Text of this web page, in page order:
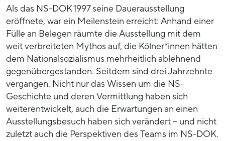
Als das NS-DOK 1997 seine Dauerausstellung
eröffnete, war ein Meilenstein erreicht: Anhand einer
Fülle an Belegen räumte die Ausstellung mit dem
weit verbreiteten Mythos auf, die Kölner*innen hätten
dem Nationalsozialismus mehrheitlich ablehnend
gegenübergestanden. Seitdem sind drei Jahrzehnte
vergangen. Nicht nur das Wissen um die NS-
Geschichte und deren Vermittlung haben sich
weiterentwickelt, auch die Erwartungen an einen
Ausstellungsbesuch haben sich verändert – und nicht
zuletzt auch die Perspektiven des Teams im NS-DOK.